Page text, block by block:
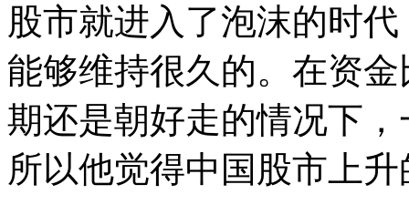
股市就进入了泡沫的时
能够维持很久的。在资
期还是朝好走的情况下
所以他觉得中国股市上